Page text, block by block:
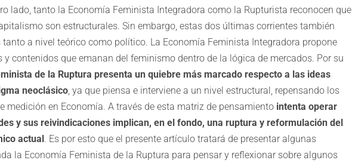
lado, tanto la Economía Feminista Integradora como la Rupturista reconocen que
son estructurales. Sin embargo, estas dos últimas corrientes también
a nivel teórico como político. La Economía Feminista Integradora propone
y contenidos que emanan del feminismo dentro de la lógica de mercados. Por su
de la Ruptura presenta un quiebre más marcado respecto a las ideas
neoclásico, ya que piensa e interviene a un nivel estructural, repensando los
medición en Economía. A través de esta matriz de pensamiento intenta operar
y sus reivindicaciones implican, en el fondo, una ruptura y reformulación del
actual. Es por esto que el presente artículo tratará de presentar algunas
la Economía Feminista de la Ruptura para pensar y reflexionar sobre algunos